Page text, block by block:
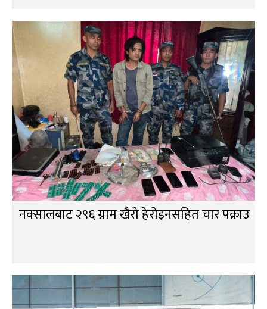
नक्सालबाट २९६ ग्राम खैरो हेरोइनसहित चार पक्राउ